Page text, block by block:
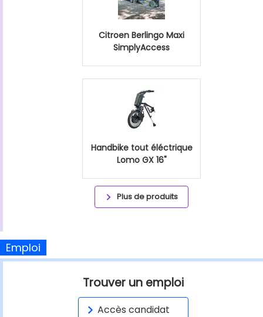
Citroen Berlingo Maxi
SimplyAccess
Handbike tout éléctrique
Lomo GX 16"
Plus de produits
Emploi
Trouver un emploi
Accès candidat